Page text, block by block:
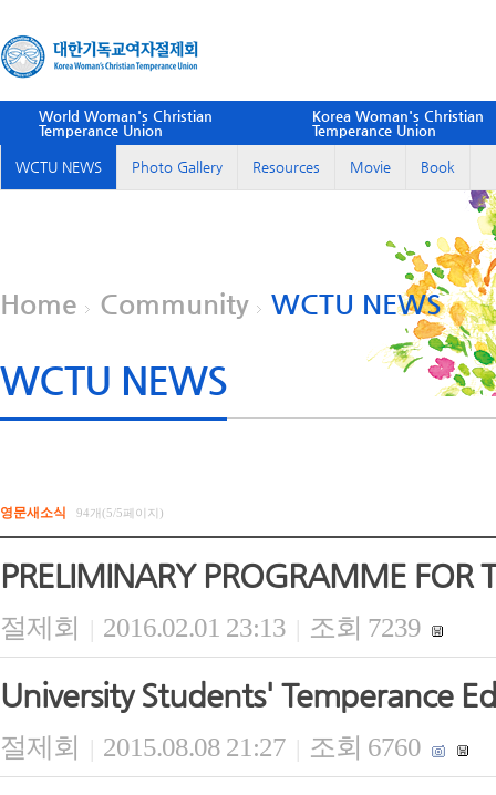
World Woman's Christian
Temperance Union
Korea Woman's Christian
Temperance Union
WCTU NEWS Photo Gallery Resources Movie Book
Home Community WCTU NEWS
WCTU NEWS
영문새소식 94개(5/5페이지)
PRELIMINARY PROGRAMME FOR
절제회 | 2016.02.01 23:13 | 조회 7239
University Students' Temperance
절제회 | 2015.08.08 21:27 | 조회 6760